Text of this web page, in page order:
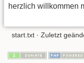
herzlich willkommen
start.txt · Zuletzt